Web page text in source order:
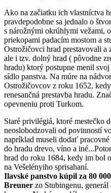
Ako na začiatku ich vlastníctva
pravdepodobne sa jednalo o
s nárožnými okrúhlymi vežami,
priekopami padacím mostom a
Ostrožičovci hrad prestavovali
ale i tzv. dolný hrad ( pôvodne
hradu) ktorý postupne menil
sídlo panstva. Na múre na
Ostrožičovcov z roku 1652,
renesančná prestavba hradu.
opevneniu proti Turkom.
Staré privilégiá, ktoré mestečko
neoslobodzovali od povinností
napríklad museli dodať
do hradu drevo, víno a
hrad do roku 1684, kedy im bol
na Vešelényiho sprisahaní.
Ilavské panstvo kúpil za 80
Breuner zo Stubingenu,